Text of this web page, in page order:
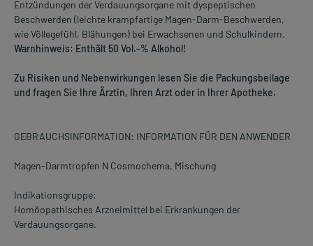
Entzündungen der Verdauungsorgane mit dyspeptischen
Beschwerden (leichte krampfartige Magen-Darm-Beschwerden,
wie Völlegefühl, Blähungen) bei Erwachsenen und Schulkindern.
Warnhinweis: Enthält 50 Vol.-% Alkohol!
Zu Risiken und Nebenwirkungen lesen Sie die Packungsbeilage
und fragen Sie Ihre Ärztin, Ihren Arzt oder in Ihrer Apotheke.
GEBRAUCHSINFORMATION: INFORMATION FÜR DEN ANWENDER
Magen-Darmtropfen N Cosmochema, Mischung
Indikationsgruppe:
Homöopathisches Arzneimittel bei Erkrankungen der
Verdauungsorgane.